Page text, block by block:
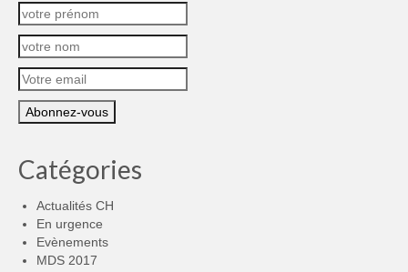
Catégories
Actualités CH
En urgence
Evènements
MDS 2017